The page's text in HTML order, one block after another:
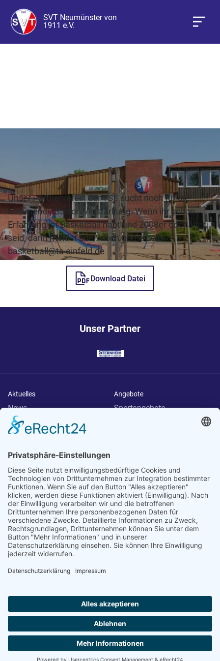
SVT Neumünster von
1911 e.V.
Unser Partnerverein der TSE sucht noch für die
kommende Saison Verstärkung. Wenn ihr schon
Erfahrung im Basketball habt und 2008er oder älter
seid, dann meldet euch doch gerne beim
basketball@ts-einfeld.de
Download Datei
Unser Partner
Aktuelles
News
Termine
Angebote
Sportangebote
Verein
Allgemein
Über uns
Aufsichtsrat
Vorstand
Ansprechpartner
Anmeldung
Allgemein
Kontakt
Kontaktformular
Impressum